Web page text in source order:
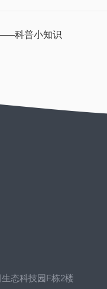
科普小知识
态科技园F栋2楼